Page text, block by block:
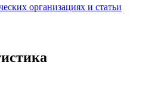
организациях и статьи